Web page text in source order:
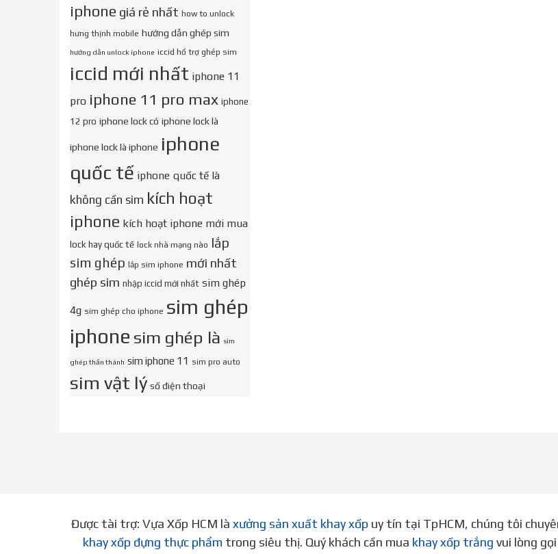
iphone giá rẻ nhất how to unlock
hưng thịnh mobile hướng dẫn ghép sim
hướng dẫn unlock iphone iccid hổ trợ ghép sim
iccid mới nhất iphone 11
pro iphone 11 pro max iphone
12 pro iphone lock có iphone lock là
iphone lock là iphone iphone
quốc tế iphone quốc tế là
không cần sim kích hoạt
iphone kích hoạt iphone mới mua
lock hay quốc tế lock nhà mạng nào lắp
sim ghép lắp sim iphone mới nhất
ghép sim nhập iccid mới nhất sim ghép
4g sim ghép cho iphone sim ghép
iphone sim ghép là sim
ghép thần thánh sim iphone 11 sim pro auto
sim vật lý số điện thoại
Được tài trợ: Vựa Xốp HCM là xưởng sản xuất khay xốp uy tín tại TpHCM, chúng tôi
khay xốp đựng thực phẩm trong siêu thị. Quý khách cần mua khay xốp trắng vui lòng